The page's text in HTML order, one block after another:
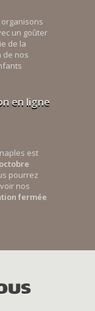
un goûter
de la
de nos
en ligne
est
pourrez
nos
fermée